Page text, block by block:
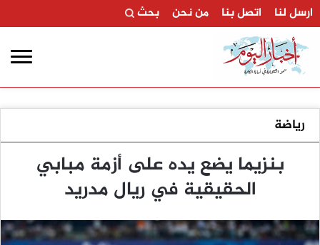
ارسل لنا اتصل بنا من نحن بحث
رياضة
بنزيما يضع يده على أزمة مبابي
الحقيقية في ريال مدريد